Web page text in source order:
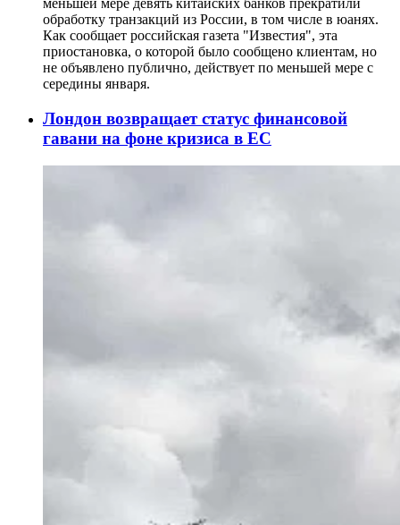
меньшей мере девять китайских банков прекратили
обработку транзакций из России, в том числе в юанях.
Как сообщает российская газета "Известия", эта
приостановка, о которой было сообщено клиентам, но
не объявлено публично, действует по меньшей мере с
середины января.
Лондон возвращает статус финансовой
гавани на фоне кризиса в ЕС